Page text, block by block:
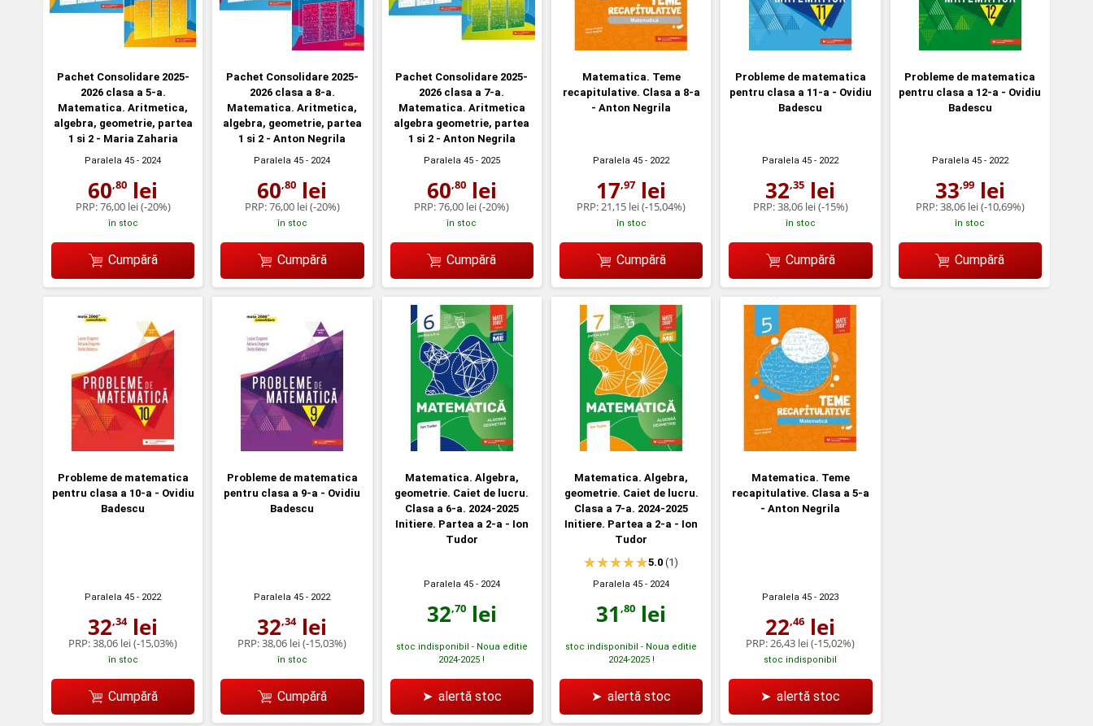
Pachet Consolidare 2025-
2026 clasa a 5-a.
Matematica. Aritmetica,
algebra, geometrie, partea
1 si 2 - Maria Zaharia
Paralela 45 - 2024
60,80 lei
PRP:76,00 lei(-20%)
în stoc
Cumpără
Pachet Consolidare 2025-
2026 clasa a 8-a.
Matematica. Aritmetica,
algebra, geometrie, partea
1 si 2 - Anton Negrila
Paralela 45 - 2024
60,80 lei
PRP:76,00 lei(-20%)
în stoc
Cumpără
Pachet Consolidare 2025-
2026 clasa a 7-a.
Matematica. Aritmetica
algebra geometrie, partea
1 si 2 - Anton Negrila
Paralela 45- 2025
60,80lei
PRP:76,00 lei(-20%)
în stoc
Cumpără
Matematica. Teme
recapitulative. Clasa a 8-a
- Anton Negrila
Paralela 45 - 2022
17,97 lei
PRP:21,15 lei(-15,04%)
în stoc
Cumpără
Probleme de matematica
pentru clasa a 11-a - Ovidiu
Badescu
Paralela 45 - 2022
32,35 lei
PRP:38,06 lei(-15%)
în stoc
Cumpără
Probleme de matematica
pentru clasa a 12-a - Ovidiu
Badescu
Paralela 45- 2022
33,99lei
PRP:38,06 lei(-10,69%)
în stoc
Cumpără
Probleme de matematica
pentru clasa a 10-a - Ovidiu
Badescu
Paralela 45 - 2022
32,34lei
PRP:38,06 lei(-15,03%)
în stoc
Cumpără
Probleme de matematica
pentru clasa a 9-a - Ovidiu
Badescu
Paralela 45 - 2022
32,34lei
PRP:38,06 lei(-15,03%)
în stoc
Cumpără
Matematica. Algebra,
geometrie. Caiet de lucru.
Clasa a 6-a. 2024-2025
Initiere. Partea a 2-a - Ion
Tudor
Paralela 45- 2024
32,70lei
stoc indisponibil - Noua editie
2024-2025 !
➤ alertă stoc
Matematica. Algebra,
geometrie. Caiet de lucru.
Clasa a 7-a. 2024-2025
Initiere. Partea a 2-a - Ion
Tudor
5.0(1)
Paralela 45 - 2024
31,80 lei
stoc indisponibil - Noua editie
2024-2025 !
➤ alertă stoc
Matematica. Teme
recapitulative. Clasa a 5-a
- Anton Negrila
Paralela 45 - 2023
22,46 lei
PRP:26,43 lei(-15,02%)
stoc indisponibil
➤ alertă stoc